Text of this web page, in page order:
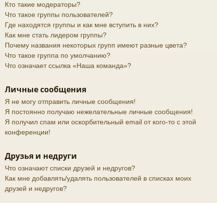
Кто такие модераторы?
Что такое группы пользователей?
Где находятся группы и как мне вступить в них?
Как мне стать лидером группы?
Почему названия некоторых групп имеют разные цвета?
Что такое группа по умолчанию?
Что означает ссылка «Наша команда»?
Личные сообщения
Я не могу отправить личные сообщения!
Я постоянно получаю нежелательные личные сообщения!
Я получил спам или оскорбительный email от кого-то с этой
конференции!
Друзья и недруги
Что означают списки друзей и недругов?
Как мне добавлять/удалять пользователей в списках моих
друзей и недругов?